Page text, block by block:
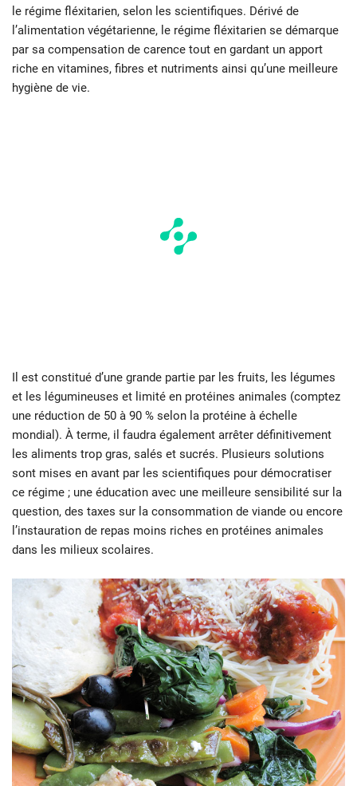
le régime fléxitarien, selon les scientifiques. Dérivé de
l’alimentation végétarienne, le régime fléxitarien se démarque
par sa compensation de carence tout en gardant un apport
riche en vitamines, fibres et nutriments ainsi qu’une meilleure
hygiène de vie.
Il est constitué d’une grande partie par les fruits, les légumes
et les légumineuses et limité en protéines animales (comptez
une réduction de 50 à 90 % selon la protéine à échelle
mondial). À terme, il faudra également arrêter définitivement
les aliments trop gras, salés et sucrés. Plusieurs solutions
sont mises en avant par les scientifiques pour démocratiser
ce régime ; une éducation avec une meilleure sensibilité sur la
question, des taxes sur la consommation de viande ou encore
l’instauration de repas moins riches en protéines animales
dans les milieux scolaires.